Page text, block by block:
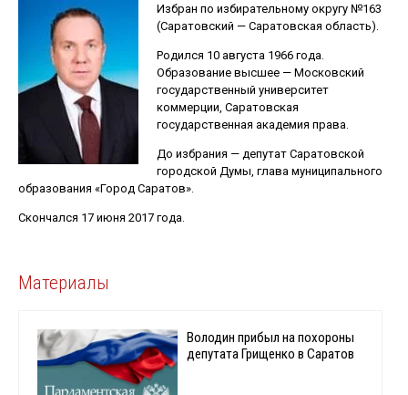
Избран по избирательному округу №163
(Саратовский — Саратовская область).
Родился 10 августа 1966 года.
Образование высшее — Московский
государственный университет
коммерции, Саратовская
государственная академия права.
До избрания — депутат Саратовской
городской Думы, глава муниципального
образования «Город Саратов».
Скончался 17 июня 2017 года.
Материалы
Володин прибыл на похороны
депутата Грищенко в Саратов